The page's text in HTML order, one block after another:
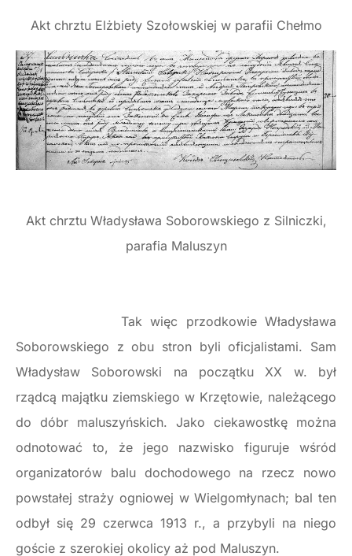
Akt chrztu Elżbiety Szołowskiej w parafii Chełmo
Akt chrztu Władysława Soborowskiego z Silniczki,
parafia Maluszyn
Tak więc przodkowie Władysława
Soborowskiego z obu stron byli oficjalistami. Sam
Władysław Soborowski na początku XX w. był
rządcą majątku ziemskiego w Krzętowie, należącego
do dóbr maluszyńskich. Jako ciekawostkę można
odnotować to, że jego nazwisko figuruje wśród
organizatorów balu dochodowego na rzecz nowo
powstałej straży ogniowej w Wielgomłynach; bal ten
odbył się 29 czerwca 1913 r., a przybyli na niego
goście z szerokiej okolicy aż pod Maluszyn.